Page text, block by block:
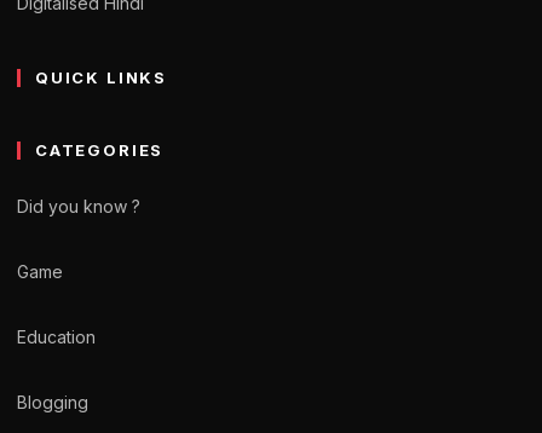
QUICK LINKS
CATEGORIES
Did you know ?
Game
Education
Blogging